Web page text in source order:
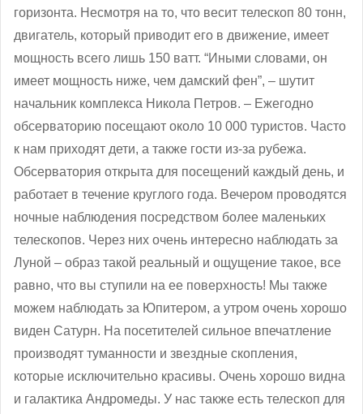
горизонта. Несмотря на то, что весит телескоп 80 тонн,
двигатель, который приводит его в движение, имеет
мощность всего лишь 150 ватт. “Иными словами, он
имеет мощность ниже, чем дамский фен”, ‒ шутит
начальник комплекса Никола Петров. ‒ Ежегодно
обсерваторию посещают около 10 000 туристов. Часто
к нам приходят дети, а также гости из-за рубежа.
Обсерватория открыта для посещений каждый день, и
работает в течение круглого года. Вечером проводятся
ночные наблюдения посредством более маленьких
телескопов. Через них очень интересно наблюдать за
Луной – образ такой реальный и ощущение такое, все
равно, что вы ступили на ее поверхность! Мы также
можем наблюдать за Юпитером, а утром очень хорошо
виден Сатурн. На посетителей сильное впечатление
производят туманности и звездные скопления,
которые исключительно красивы. Очень хорошо видна
и галактика Андромеды. У нас также есть телескоп для